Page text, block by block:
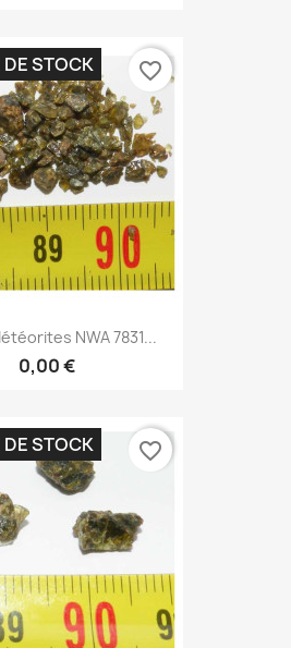
NWA 7831...
0,00 €
DE STOCK favorite_border
DE STOCK favorite_border